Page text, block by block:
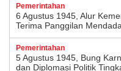
Pemerintahan
6 Agustus 1945, Alur
Terima Panggilan
Pemerintahan
5 Agustus 1945, Bung
dan Diplomasi Politik